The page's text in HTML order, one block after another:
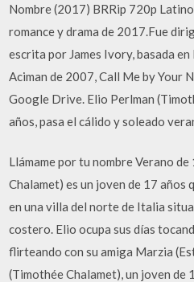
Nombre (2017) BRRip 720p
romance y drama de 2017.Fue
escrita por James Ivory, basada
Aciman de 2007, Call Me by Your
Google Drive. Elio Perlman
años, pasa el cálido y soleado
Llámame por tu nombre Verano
Chalamet) es un joven de 17 años
en una villa del norte de Italia
costero. Elio ocupa sus días
flirteando con su amiga Marzia
(Timothée Chalamet), un joven de